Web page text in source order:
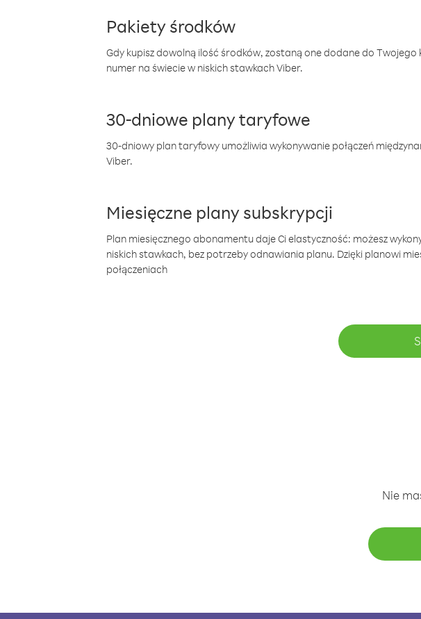
Pakiety środków
Gdy kupisz dowolną ilość środków, zostaną one dodane do
numer na świecie w niskich stawkach Viber.
30-dniowe plany taryfowe
30-dniowy plan taryfowy umożliwia wykonywanie połączeń
Viber.
Miesięczne plany subskrypcji
Plan miesięcznego abonamentu daje Ci elastyczność: możesz
niskich stawkach, bez potrzeby odnawiania planu. Dzięki planowi
połączeniach
Nie